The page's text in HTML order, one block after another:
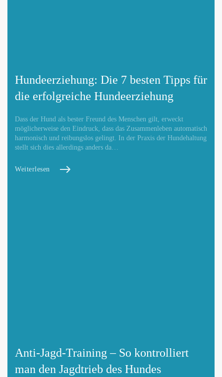
Hundeerziehung: Die 7 besten Tipps für
die erfolgreiche Hundeerziehung
Dass der Hund als bester Freund des Menschen gilt, erweckt
möglicherweise den Eindruck, dass das Zusammenleben automatisch
harmonisch und reibungslos gelingt. In der Praxis der Hundehaltung
stellt sich dies allerdings anders da…
Weiterlesen
Anti-Jagd-Training – So kontrolliert
man den Jagdtrieb des Hundes